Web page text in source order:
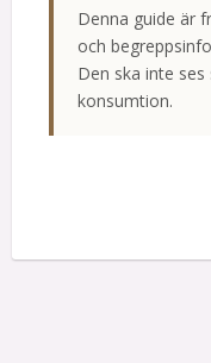
Denna guide är
och
Den ska inte
konsumtion.